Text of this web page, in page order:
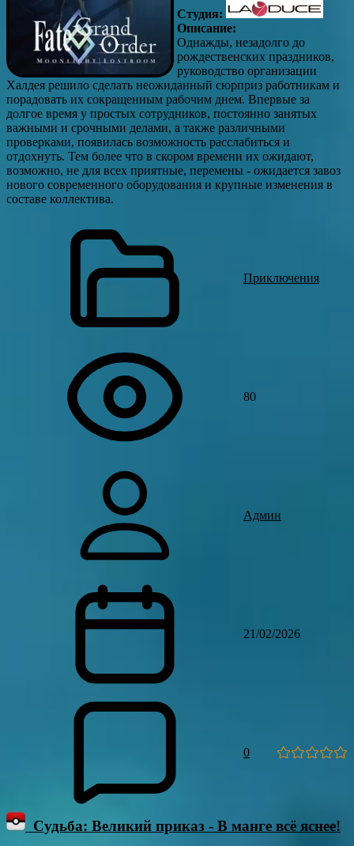
Студия:
Описание:
Однажды, незадолго до
рождественских праздников,
руководство организации
Халдея решило сделать неожиданный сюрприз работникам и
порадовать их сокращенным рабочим днем. Впервые за
долгое время у простых сотрудников, постоянно занятых
важными и срочными делами, а также различными
проверками, появилась возможность расслабиться и
отдохнуть. Тем более что в скором времени их ожидают,
возможно, не для всех приятные, перемены - ожидается завоз
нового современного оборудования и крупные изменения в
составе коллектива.
Приключения
80
Админ
21/02/2026
0
Судьба: Великий приказ - В манге всё яснее!